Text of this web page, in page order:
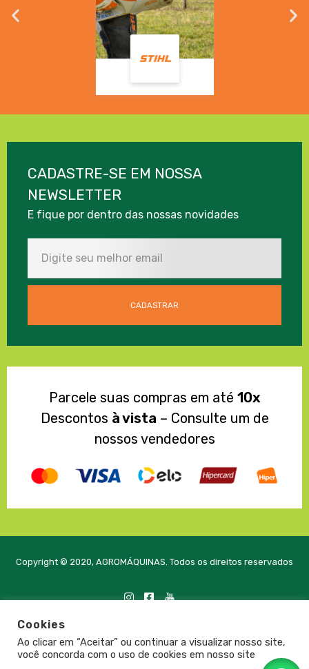
CADASTRE-SE EM NOSSA
NEWSLETTER
E fique por dentro das nossas novidades
Parcele suas compras em até 10x
Descontos à vista – Consulte um de
nossos vendedores
Copyright © 2020, AGROMÁQUINAS. Todos os direitos reservados
Desenvolvido com
Cookies
Ao clicar em “Aceitar” ou continuar a visualizar nosso site,
você concorda com o uso de cookies em nosso site